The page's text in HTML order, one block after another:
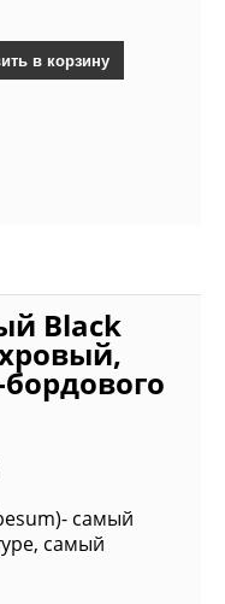
в корзину
Black
самый
самый